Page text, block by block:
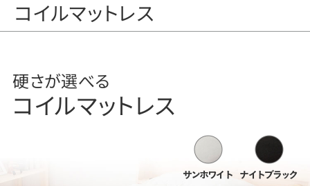
コイルマットレス
硬さが選べる
コイルマットレス